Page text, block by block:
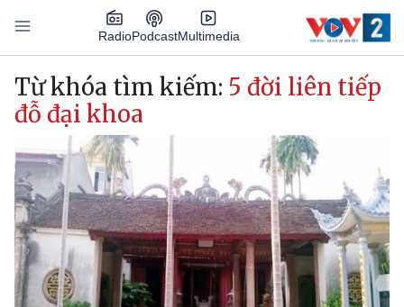
Nhảy đến nội dung
RadioPodcastMultimedia
Main navigation
Từ khóa tìm kiếm: 5 đời liên tiếp
đỗ đại khoa